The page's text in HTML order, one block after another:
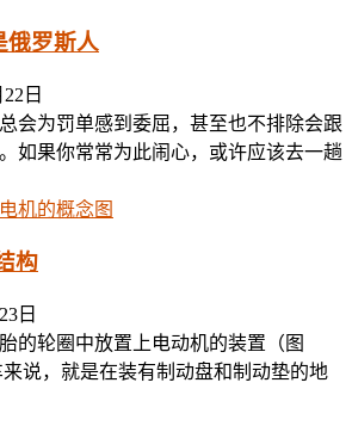
俄罗斯人
日
会为罚单感到委屈，甚至也不排除会跟
如果你常常为此闹心，或许应该去一趟
构
日
的轮圈中放置上电动机的装置（图
说，就是在装有制动盘和制动垫的地